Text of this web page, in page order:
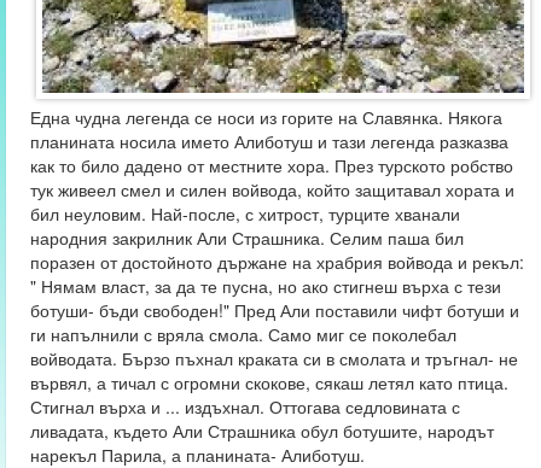
Една чудна легенда се носи из горите на Славянка. Някога
планината носила името Алиботуш и тази легенда разказва
как то било дадено от местните хора. През турското робство
тук живеел смел и силен войвода, който защитавал хората и
бил неуловим. Най-после, с хитрост, турците хванали
народния закрилник Али Страшника. Селим паша бил
поразен от достойното държане на храбрия войвода и рекъл:
" Нямам власт, за да те пусна, но ако стигнеш върха с тези
ботуши- бъди свободен!" Пред Али поставили чифт ботуши и
ги напълнили с вряла смола. Само миг се поколебал
войводата. Бързо пъхнал краката си в смолата и тръгнал- не
вървял, а тичал с огромни скокове, сякаш летял като птица.
Стигнал върха и ... издъхнал. Оттогава седловината с
ливадата, където Али Страшника обул ботушите, народът
нарекъл Парила, а планината- Алиботуш.